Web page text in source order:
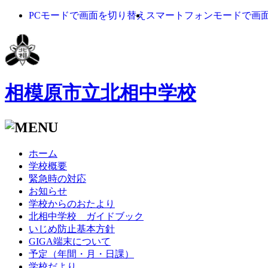
PCモードで画面を切り替え スマートフォンモードで画
相模原市立北相中学校
ホーム
学校概要
緊急時の対応
お知らせ
学校からのおたより
北相中学校 ガイドブック
いじめ防止基本方針
GIGA端末について
予定（年間・月・日課）